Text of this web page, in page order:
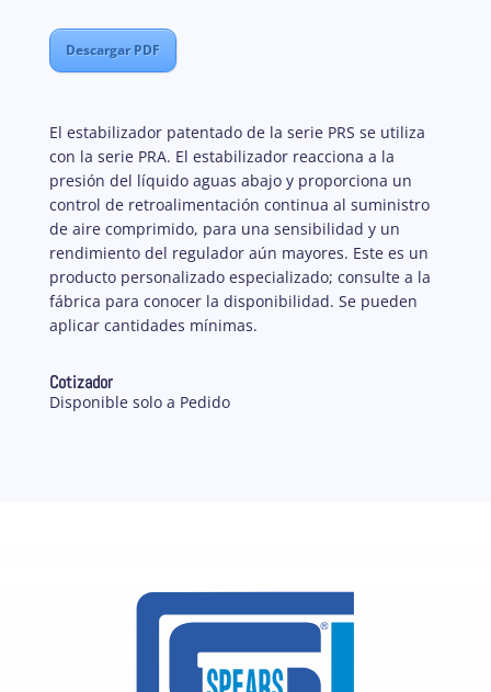
Descargar PDF
El estabilizador patentado de la serie PRS se utiliza
con la serie PRA. El estabilizador reacciona a la
presión del líquido aguas abajo y proporciona un
control de retroalimentación continua al suministro
de aire comprimido, para una sensibilidad y un
rendimiento del regulador aún mayores. Este es un
producto personalizado especializado; consulte a la
fábrica para conocer la disponibilidad. Se pueden
aplicar cantidades mínimas.
Cotizador
Disponible solo a Pedido